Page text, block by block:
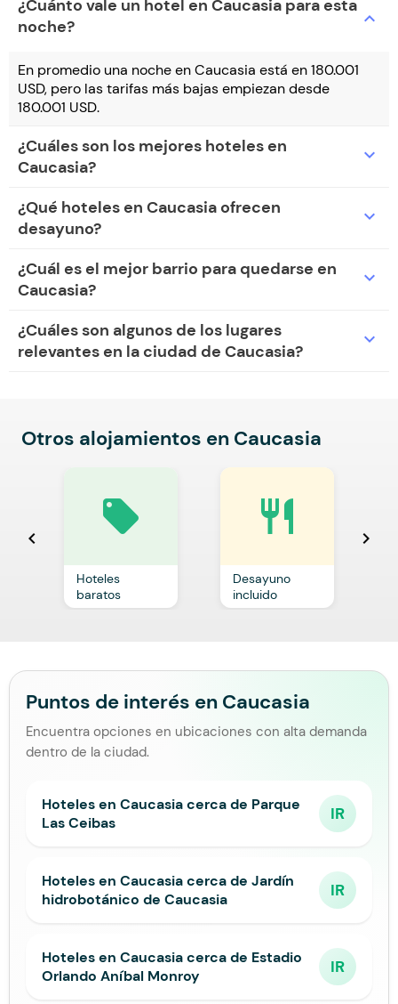
¿Cuánto vale un hotel en Caucasia para esta
noche?
expand_more
En promedio una noche en Caucasia está en 180.001
USD, pero las tarifas más bajas empiezan desde
180.001 USD.
¿Cuáles son los mejores hoteles en
Caucasia?
expand_more
¿Qué hoteles en Caucasia ofrecen
desayuno?
expand_more
¿Cuál es el mejor barrio para quedarse en
Caucasia?
expand_more
¿Cuáles son algunos de los lugares
relevantes en la ciudad de Caucasia?
expand_more
Otros alojamientos en Caucasia
chevron_left
local_offer
Hoteles
baratos
restaurant
Desayuno
incluido
chevron_right
Puntos de interés en Caucasia
Encuentra opciones en ubicaciones con alta demanda
dentro de la ciudad.
Hoteles en Caucasia cerca de Parque
Las Ceibas
IR
Hoteles en Caucasia cerca de Jardín
hidrobotánico de Caucasia
IR
Hoteles en Caucasia cerca de Estadio
Orlando Aníbal Monroy
IR